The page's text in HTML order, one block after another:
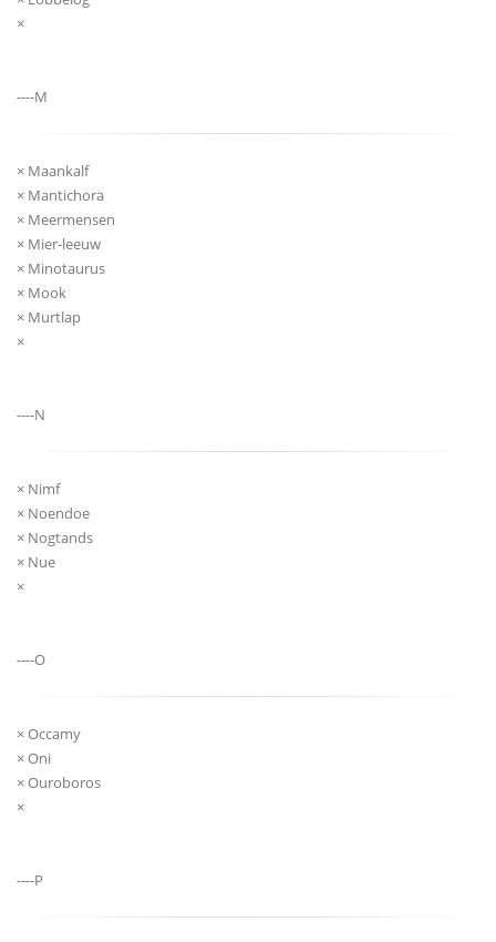
×
----M
× Maankalf
× Mantichora
× Meermensen
× Mier-leeuw
× Minotaurus
× Mook
× Murtlap
×
----N
× Nimf
× Noendoe
× Nogtands
× Nue
×
----O
× Occamy
× Oni
× Ouroboros
×
----P